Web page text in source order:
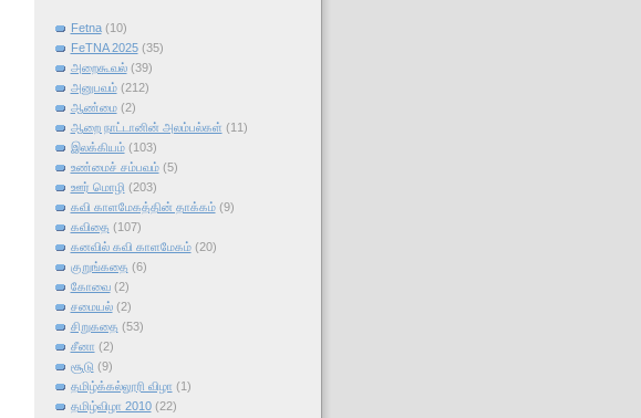
Fetna (10)
FeTNA 2025 (35)
அறைகூவல் (39)
அனுபவம் (212)
ஆண்மை (2)
ஆறை நாட்டானின் அலம்பல்கள் (11)
இலக்கியம் (103)
உண்மைச் சம்பவம் (5)
ஊர் மொழி (203)
கவி காளமேகத்தின் தாக்கம் (9)
கவிதை (107)
கனவில் கவி காளமேகம் (20)
குறுங்கதை (6)
கோவை (2)
சமையல் (2)
சிறுகதை (53)
சீனா (2)
சூடு (9)
தமிழ்க்கல்லூரி விழா (1)
தமிழ்விழா 2010 (22)